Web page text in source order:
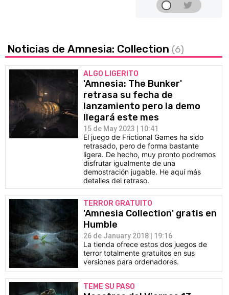
Noticias de Amnesia: Collection (6)
ALGO LIGERITO
'Amnesia: The Bunker'
retrasa su fecha de
lanzamiento pero la demo
llegará este mes
15 de May 2023 | 10:41
El juego de Frictional Games ha sido
retrasado, pero de forma bastante
ligera. De hecho, muy pronto podremos
disfrutar igualmente de una
demostración jugable. He aquí más
detalles del retraso.
TERROR GRATUITO
'Amnesia Collection' gratis en
Humble
26 de January 2018 | 19:16
La tienda ofrece estos dos juegos de
terror totalmente gratuitos en sus
versiones para ordenadores.
TEME SU PASO